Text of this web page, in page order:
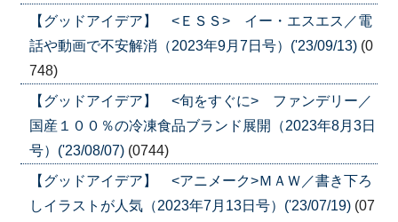
【グッドアイデア】 <ＥＳＳ> イー・エスエス／電
話や動画で不安解消（2023年9月7日号）('23/09/13) (0
748)
【グッドアイデア】 <旬をすぐに> ファンデリー／
国産１００％の冷凍食品ブランド展開（2023年8月3日
号）('23/08/07) (0744)
【グッドアイデア】 <アニメーク>ＭＡＷ／書き下ろ
しイラストが人気（2023年7月13日号）('23/07/19) (07